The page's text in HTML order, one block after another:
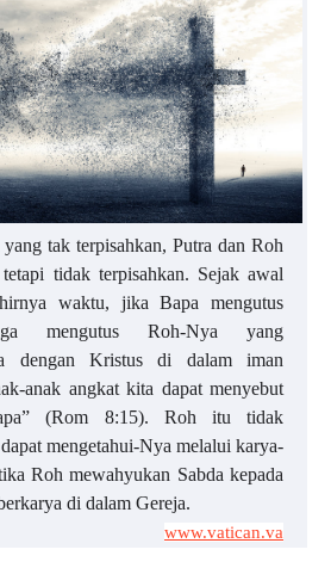
tak terpisahkan, Putra dan Roh
tidak terpisahkan. Sejak awal
waktu, jika Bapa mengutus
mengutus Roh-Nya yang
dengan Kristus di dalam iman
anak angkat kita dapat menyebut
(Rom 8:15). Roh itu tidak
mengetahui-Nya melalui karya-
Roh mewahyukan Sabda kepada
di dalam Gereja.
www.vatican.va